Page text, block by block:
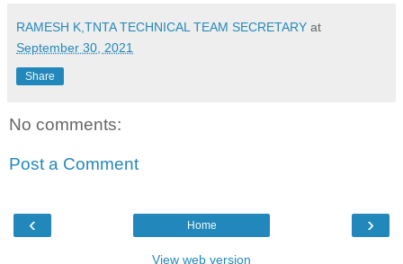
RAMESH K,TNTA TECHNICAL TEAM SECRETARY at
September 30, 2021
Share
No comments:
Post a Comment
‹ ›
Home
View web version